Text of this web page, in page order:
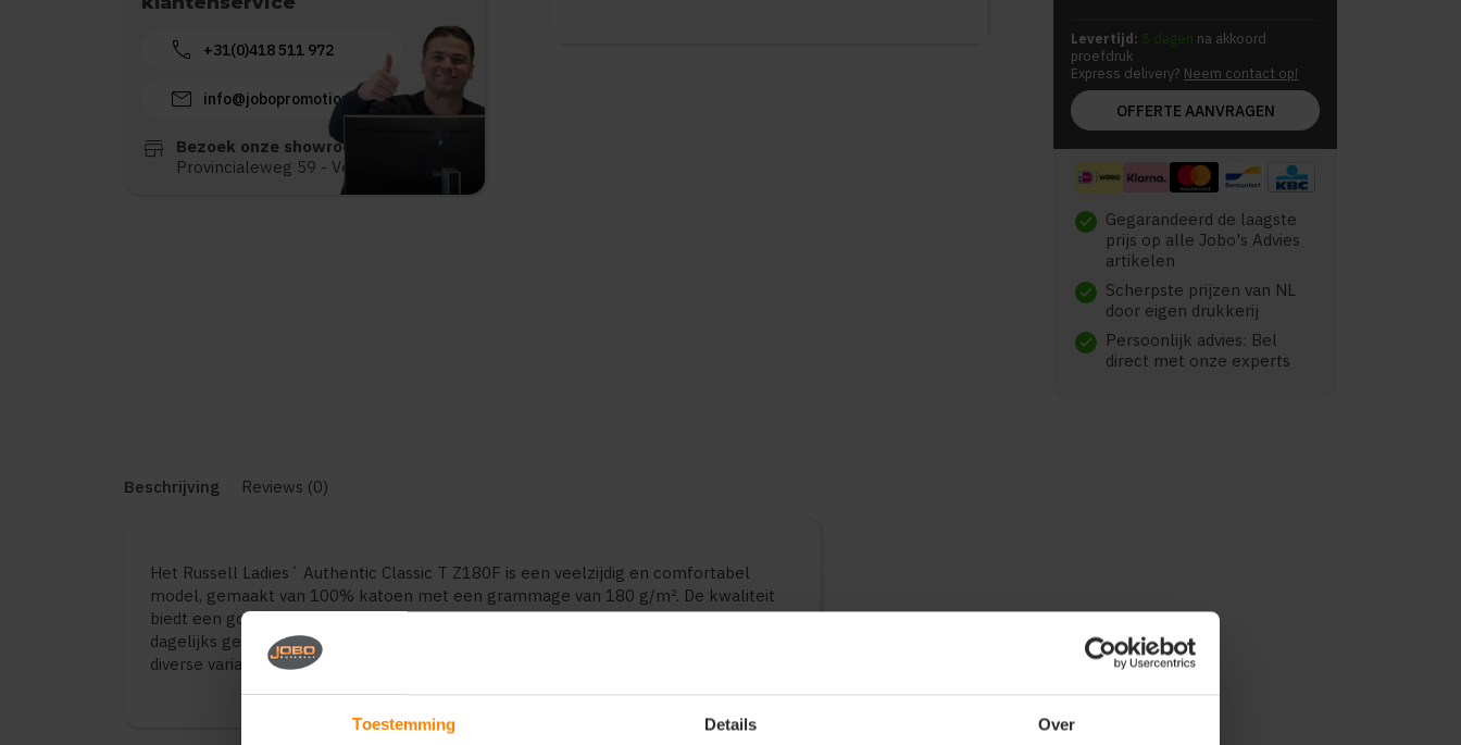
Toestemming Details Over
call +31(0)418 511 972
mail info@jobopromotions.nl
store
Bezoek onze showroom:
Provincialeweg 59 - Velddriel
Levertijd: 5 dagen na akkoord
proefdruk
Express delivery? Neem contact op!
OFFERTE AANVRAGEN
check Gegarandeerd de laagste
prijs op alle Jobo's Advies
artikelen
check Scherpste prijzen van NL
door eigen drukkerij
check
Persoonlijk advies: Bel
direct met onze experts
Beschrijving Reviews (0)
Het Russell Ladies´ Authentic Classic T Z180F is een veelzijdig en comfortabel
model, gemaakt van 100% katoen met een grammage van 180 g/m². De kwaliteit
biedt een goede balans tussen draagcomfort en duurzaamheid. Geschikt voor
dagelijks gebruik, bedrijfskleding en promotionele toepassingen. Verkrijgbaar in
diverse varianten en maten.